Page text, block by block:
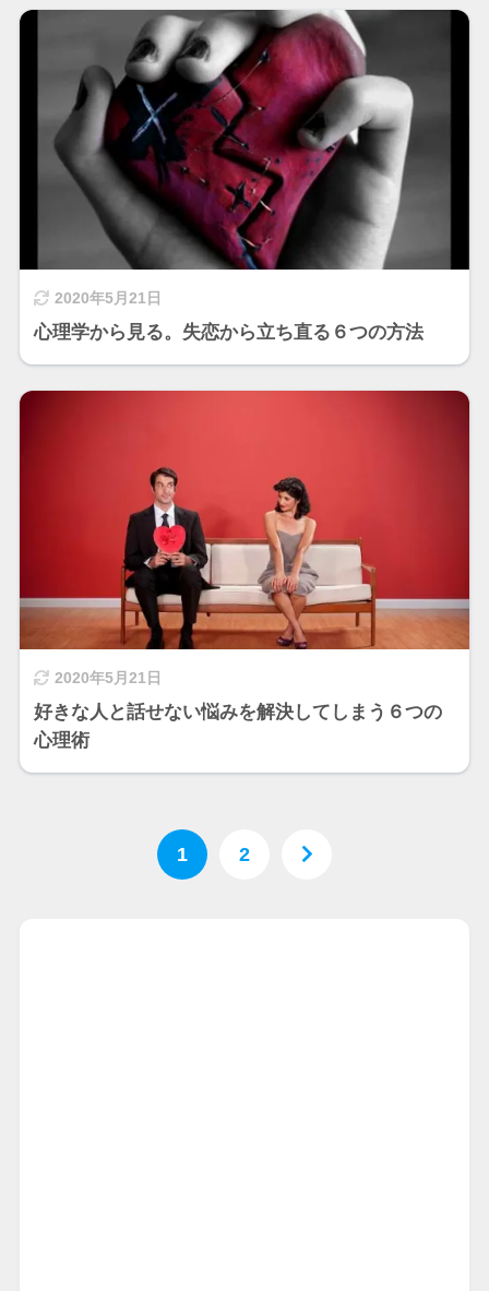
2020年5月21日
心理学から見る。失恋から立ち直る６つの方法
2020年5月21日
好きな人と話せない悩みを解決してしまう６つの
心理術
1 2